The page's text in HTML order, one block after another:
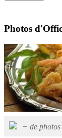
Photos
+ de